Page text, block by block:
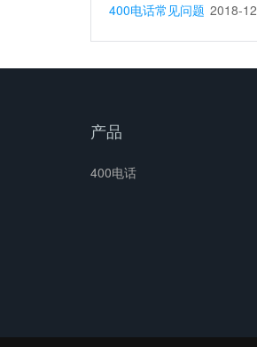
400电话常见问题 2018-
产品
400电话